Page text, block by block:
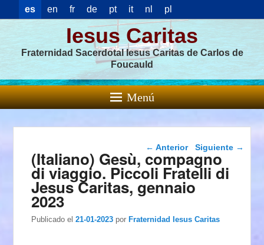
es en fr de pt it nl pl
Iesus Caritas
Fraternidad Sacerdotal Iesus Caritas de Carlos de
Foucauld
Menú
Navegación de
entradas
← Anterior Siguiente →
(Italiano) Gesù, compagno
di viaggio. Piccoli Fratelli di
Jesus Caritas, gennaio
2023
Publicado el 21-01-2023 porFraternidad Iesus Caritas